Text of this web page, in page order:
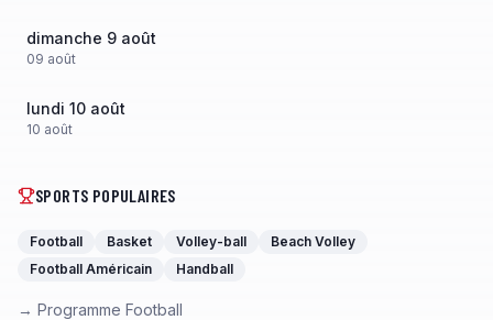
dimanche 9 août
09 août
lundi 10 août
10 août
SPORTS POPULAIRES
Football Basket Volley-ball
Beach Volley
Football Américain
Handball
→ Programme Football